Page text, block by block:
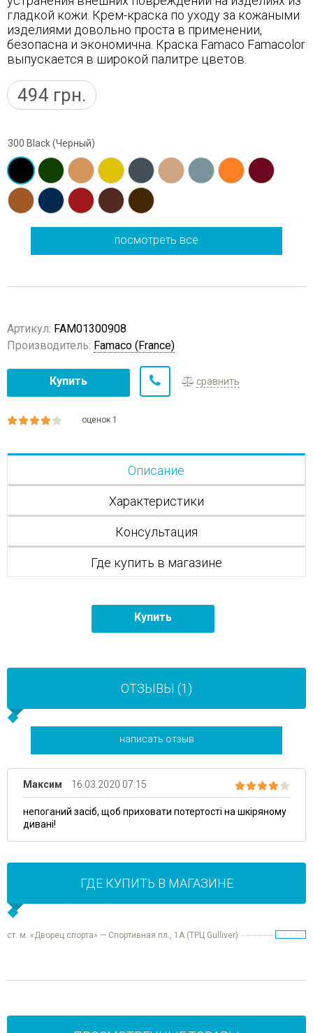
гладкой кожи. Крем-краска по уходу за кожаными
изделиями довольно проста в применении,
безопасна и экономична. Краска Famaco Famacolor
выпускается в широкой палитре цветов.
494 грн.
300 Black (Черный)
посмотреть все
Артикул: FAM01300908
Производитель: Famaco (France)
Купить сравнить
оценок 1
Описание
Характеристики
Консультация
Где купить в магазине
Купить
ОТЗЫВЫ (1)
написать отзыв
Максим 16.03.2020 07:15
непоганий засіб, щоб приховати потертості на шкіряному
дивані!
ГДЕ КУПИТЬ В МАГАЗИНЕ
ст. м. «Дворец спорта» — Спортивная пл., 1А (ТРЦ Gulliver)